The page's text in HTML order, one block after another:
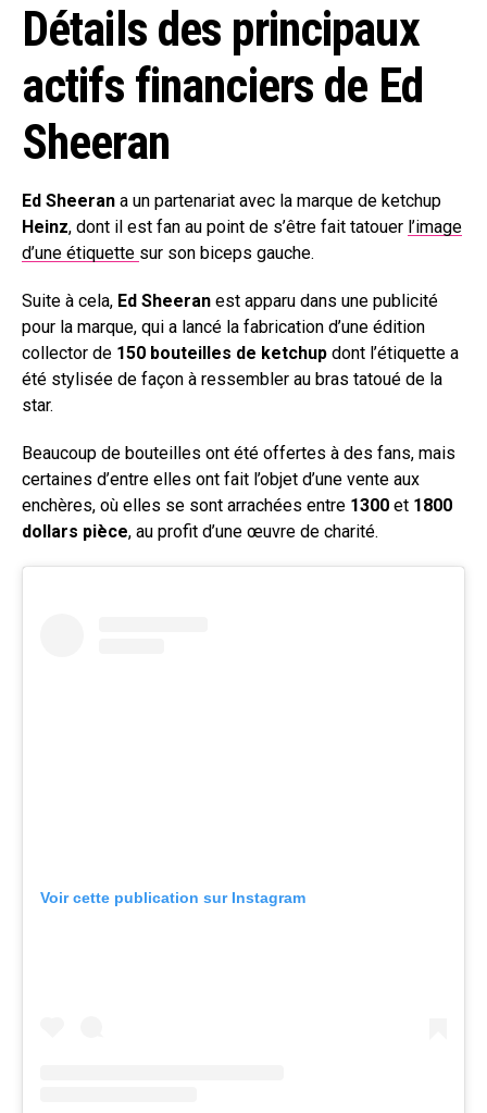
Détails des principaux
actifs financiers de Ed
Sheeran
Ed Sheeran a un partenariat avec la marque de ketchup
Heinz, dont il est fan au point de s’être fait tatouer l’image
d’une étiquette sur son biceps gauche.
Suite à cela, Ed Sheeran est apparu dans une publicité
pour la marque, qui a lancé la fabrication d’une édition
collector de 150 bouteilles de ketchup dont l’étiquette a
été stylisée de façon à ressembler au bras tatoué de la
star.
Beaucoup de bouteilles ont été offertes à des fans, mais
certaines d’entre elles ont fait l’objet d’une vente aux
enchères, où elles se sont arrachées entre 1300 et 1800
dollars pièce, au profit d’une œuvre de charité.
Voir cette publication sur Instagram